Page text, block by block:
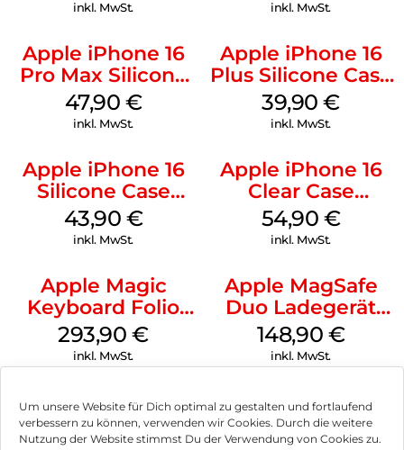
Um unsere Website für Dich optimal zu gestalten und fortlaufend
verbessern zu können, verwenden wir Cookies. Durch die weitere
Nutzung der Website stimmst Du der Verwendung von Cookies zu.
inkl. MwSt. inkl. MwSt.
Apple iPhone 16
Pro Max Silicone
Case MagSafe
Black
47,90 €
inkl. MwSt.
Apple iPhone 16
Plus Silicone Case
MagSafe Plum
39,90€
inkl. MwSt.
Apple iPhone 16
Silicone Case
MagSafe Plum
43,90 €
inkl. MwSt.
Apple iPhone 16
Clear Case
MagSafe
Transparent
54,90 €
inkl. MwSt.
Apple Magic
Keyboard Folio
iPad 10.9″ (10.Gen.)
Weiß
293,90€
inkl. MwSt.
Apple MagSafe
Duo Ladegerät
Weiß
148,90 €
inkl. MwSt.